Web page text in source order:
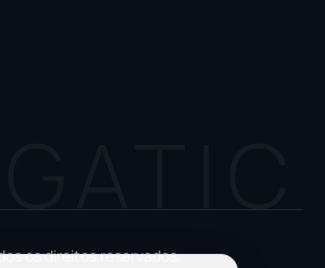
os direitos reservados.